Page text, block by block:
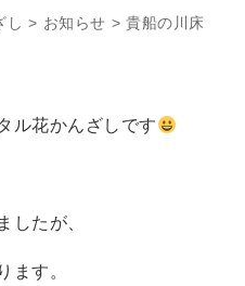
し > お知らせ > 貴船の川床
ル花かんざしです
したが、
ます。